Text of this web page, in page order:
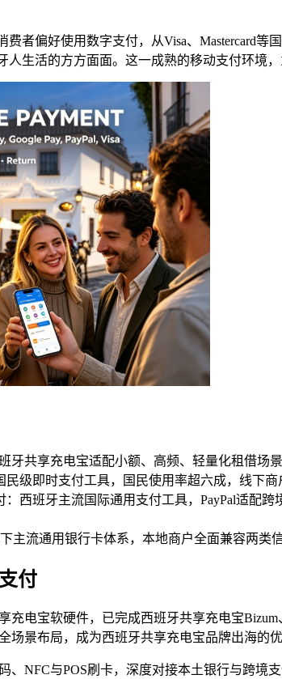
者偏好使用数字支付，从Visa、Mastercard等
人生活的方方面面。这一成熟的移动支付环境
牙共享充电宝适配小额、高频、轻量化租借场
级即时支付工具，国民使用率超六成，线下
：西班牙主流国际通用支付工具，PayPal适
主流通用银行卡体系，本地商户全面兼容两
付
充电宝软硬件，已完成西班牙共享充电宝
场景布局，成为西班牙共享充电宝品牌出海的优
、NFC与POS刷卡，深度对接本土银行与跨境